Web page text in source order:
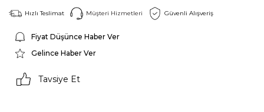
Hızlı Teslimat Müşteri Hizmetleri Güvenli Alışveriş
Fiyat Düşünce Haber Ver
Gelince Haber Ver
Tavsiye Et